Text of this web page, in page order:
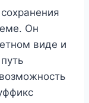
Он
виде и